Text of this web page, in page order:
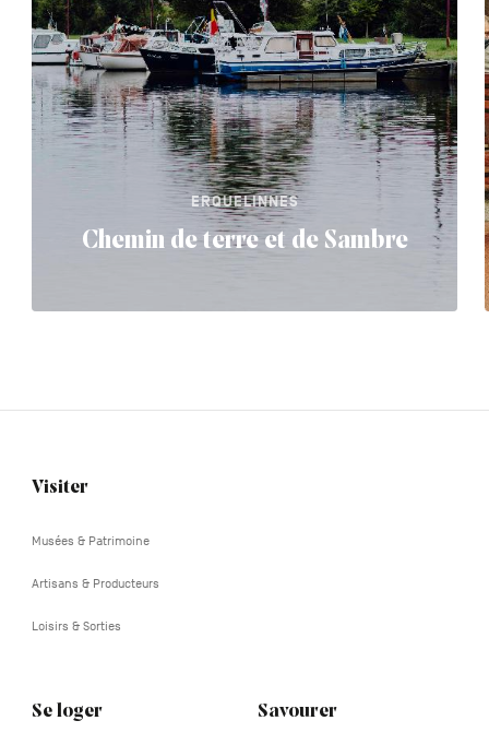
ERQUELINNES
Chemin de terre et de Sambre
Navigation
Visiter
Musées & Patrimoine
Artisans & Producteurs
Loisirs & Sorties
Se loger Savourer